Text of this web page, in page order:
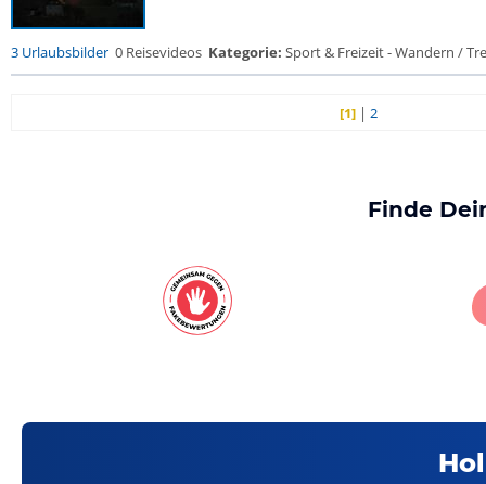
3 Urlaubsbilder 0 Reisevideos Kategorie: Sport & Freizeit - Wandern /
[1] |2
Finde